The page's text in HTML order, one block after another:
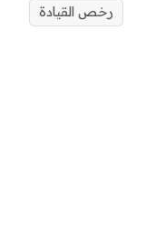
رخص القيادة